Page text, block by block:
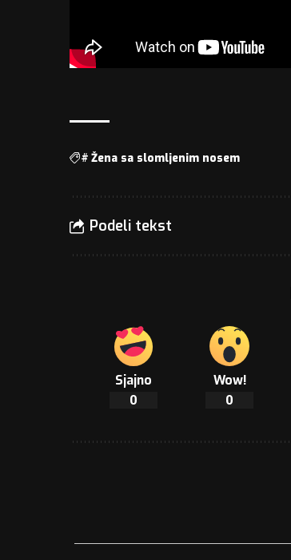
# Žena sa slomljenim nosem
Podeli tekst
Sjajno
0
Wow!
0